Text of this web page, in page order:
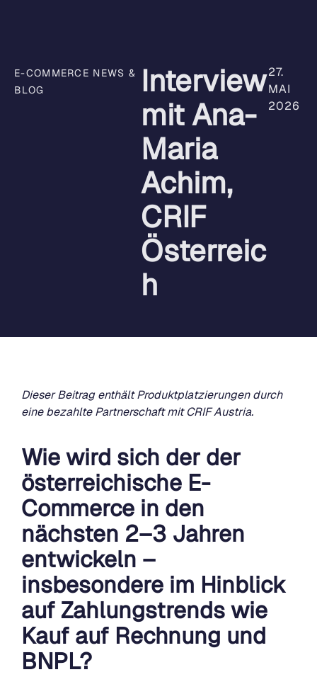
E-COMMERCE NEWS &
BLOG
Interview
mit Ana-
Maria
Achim,
CRIF
Österreic
h
27.
MAI
2026
Dieser Beitrag enthält Produktplatzierungen durch
eine bezahlte Partnerschaft mit CRIF Austria.
Wie wird sich der der
österreichische E-
Commerce in den
nächsten 2–3 Jahren
entwickeln –
insbesondere im Hinblick
auf Zahlungstrends wie
Kauf auf Rechnung und
BNPL?